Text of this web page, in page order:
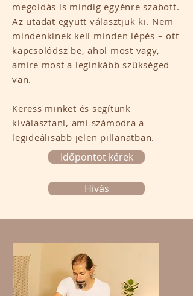
megoldás is mindig egyénre szabott.
Az utadat együtt választjuk ki. Nem
mindenkinek kell minden lépés – ott
kapcsolódsz be, ahol most vagy,
amire most a leginkább szükséged
van.
Keress minket és segítünk
kiválasztani, ami számodra a
legideálisabb jelen pillanatban.
Időpontot kérek
Hívás